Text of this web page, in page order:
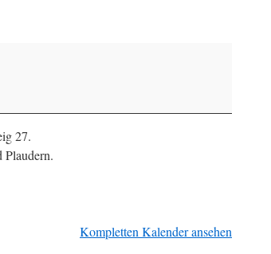
27.
Plaudern.
Kompletten Kalender ansehen